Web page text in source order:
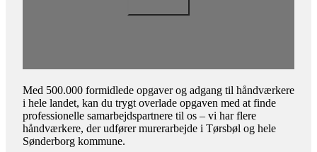
Med 500.000 formidlede opgaver og adgang til håndværkere
i hele landet, kan du trygt overlade opgaven med at finde
professionelle samarbejdspartnere til os – vi har flere
håndværkere, der udfører murerarbejde i Tørsbøl og hele
Sønderborg kommune.